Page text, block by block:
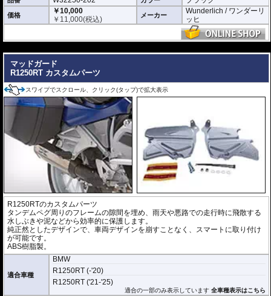
価格
￥10,000
￥ 11,000(税込) メーカー
Wunderlich / ワンダーリ
ッヒ
マッドガード
R1250RT カスタムパーツ
スワイプでスクロール、クリック(タップ)で拡大表示
R1250RTのカスタムパーツ
タンデムペグ周りのフレームの隙間を埋め、雨天や悪路での走行時に飛散する
水しぶきや泥などから効率的に保護します。
純正然としたデザインで、車両デザインを崩すことなく、スマートに取り付け
が可能です。
ABS樹脂製。
適合車種
BMW
R1250RT (-'20)
R1250RT ('21-'25)
適合の一部のみ表示しています全車種表示はこちら